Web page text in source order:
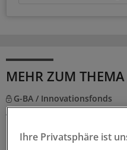
MEHR ZUM THEMA
G-BA / Innovationsfonds
App-basiertes
DerIhre Privatsphäre ist